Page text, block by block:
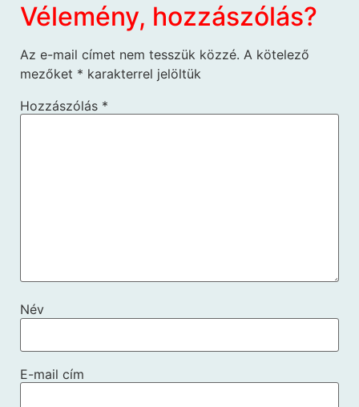
Vélemény, hozzászólás?
Az e-mail címet nem tesszük közzé. A kötelező
mezőket * karakterrel jelöltük
Hozzászólás *
Név
E-mail cím